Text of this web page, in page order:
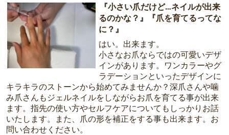
『小さい爪だけど…ネイルが出来
るのかな？』『爪を育てるってな
に？』
はい。出来ます。
小さなお爪ならではの可愛いデザ
インがあります。ワンカラーやグ
ラデーションといったデザインに
キラキラのストーンから始めてみませんか？深爪さんや噛
み爪さんもジェルネイルをしながらお爪を育てる事が出来
ます。指先の使い方やセルフケアについてもしっかりお話
いたします。また、爪の形を補正をする事も出来ます。お
問い合わせください。